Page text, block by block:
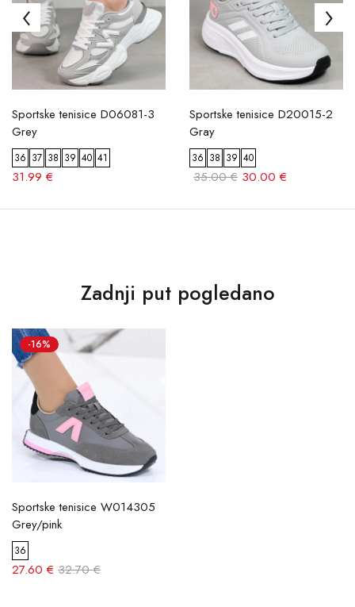
Sportske tenisice D06081-3
Grey
36 37 38 39 40 41
31.99 €
Sportske tenisice D20015-2
Gray
36 38 39 40
35.00 € 30.00 €
Zadnji put pogledano
-16%
Sportske tenisice W014305
Grey/pink
36
27.60 € 32.70 €